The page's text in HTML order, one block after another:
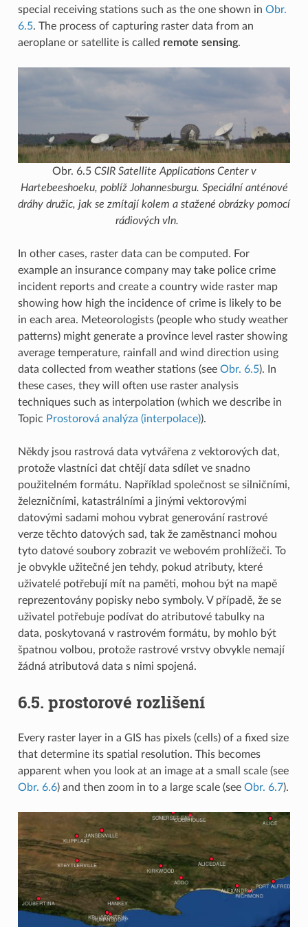
special receiving stations such as the one shown in Obr.
6.5. The process of capturing raster data from an
aeroplane or satellite is called remote sensing.
Obr. 6.5 CSIR Satellite Applications Center v
Hartebeeshoeku, poblíž Johannesburgu. Speciální anténové
dráhy družic, jak se zmítají kolem a stažené obrázky pomocí
rádiových vln.
In other cases, raster data can be computed. For
example an insurance company may take police crime
incident reports and create a country wide raster map
showing how high the incidence of crime is likely to be
in each area. Meteorologists (people who study weather
patterns) might generate a province level raster showing
average temperature, rainfall and wind direction using
data collected from weather stations (see Obr. 6.5). In
these cases, they will often use raster analysis
techniques such as interpolation (which we describe in
Topic Prostorová analýza (interpolace)).
Někdy jsou rastrová data vytvářena z vektorových dat,
protože vlastníci dat chtějí data sdílet ve snadno
použitelném formátu. Například společnost se silničními,
železničními, katastrálními a jinými vektorovými
datovými sadami mohou vybrat generování rastrové
verze těchto datových sad, tak že zaměstnanci mohou
tyto datové soubory zobrazit ve webovém prohlížeči. To
je obvykle užitečné jen tehdy, pokud atributy, které
uživatelé potřebují mít na paměti, mohou být na mapě
reprezentovány popisky nebo symboly. V případě, že se
uživatel potřebuje podívat do atributové tabulky na
data, poskytovaná v rastrovém formátu, by mohlo být
špatnou volbou, protože rastrové vrstvy obvykle nemají
žádná atributová data s nimi spojená.
6.5. prostorové rozlišení
Every raster layer in a GIS has pixels (cells) of a fixed size
that determine its spatial resolution. This becomes
apparent when you look at an image at a small scale (see
Obr. 6.6) and then zoom in to a large scale (see Obr. 6.7).